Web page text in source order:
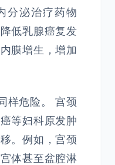
分泌治疗药物
低乳腺癌复发
膜增生，增加
样危险。 宫颈
等妇科原发肿
。例如，宫颈
体甚至盆腔淋